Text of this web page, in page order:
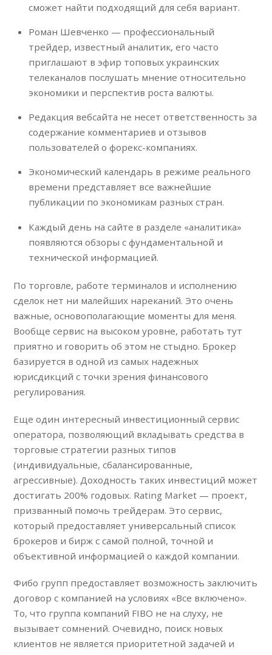
сможет найти подходящий для себя вариант.
Роман Шевченко — профессиональный
трейдер, известный аналитик, его часто
приглашают в эфир топовых украинских
телеканалов послушать мнение относительно
экономики и перспектив роста валюты.
Редакция вебсайта не несет ответственность за
содержание комментариев и отзывов
пользователей о форекс-компаниях.
Экономический календарь в режиме реального
времени представляет все важнейшие
публикации по экономикам разных стран.
Каждый день на сайте в разделе «аналитика»
появляются обзоры с фундаментальной и
технической информацией.
По торговле, работе терминалов и исполнению
сделок нет ни малейших нареканий. Это очень
важные, основополагающие моменты для меня.
Вообще сервис на высоком уровне, работать тут
приятно и говорить об этом не стыдно. Брокер
базируется в одной из самых надежных
юрисдикций с точки зрения финансового
регулирования.
Еще один интересный инвестиционный сервис
оператора, позволяющий вкладывать средства в
торговые стратегии разных типов
(индивидуальные, сбалансированные,
агрессивные). Доходность таких инвестиций может
достигать 200% годовых. Rating Market — проект,
призванный помочь трейдерам. Это сервис,
который предоставляет универсальный список
брокеров и бирж с самой полной, точной и
объективной информацией о каждой компании.
Фибо групп предоставляет возможность заключить
договор с компанией на условиях «Все включено».
То, что группа компаний FIBO не на слуху, не
вызывает сомнений. Очевидно, поиск новых
клиентов не является приоритетной задачей и